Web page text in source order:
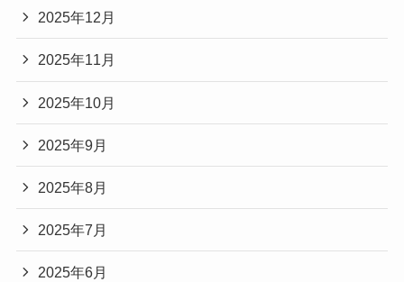
2025年12月
2025年11月
2025年10月
2025年9月
2025年8月
2025年7月
2025年6月